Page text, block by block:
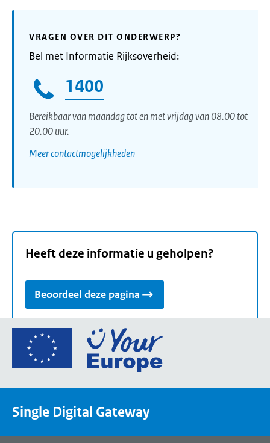
VRAGEN OVER DIT ONDERWERP?
Bel met Informatie Rijksoverheid:
1400
Bereikbaar van maandag tot en met vrijdag van 08.00 tot
20.00 uur.
Meer contactmogelijkheden
Heeft deze informatie u geholpen?
Beoordeel deze pagina
Ga
de
een
Single Digital Gateway